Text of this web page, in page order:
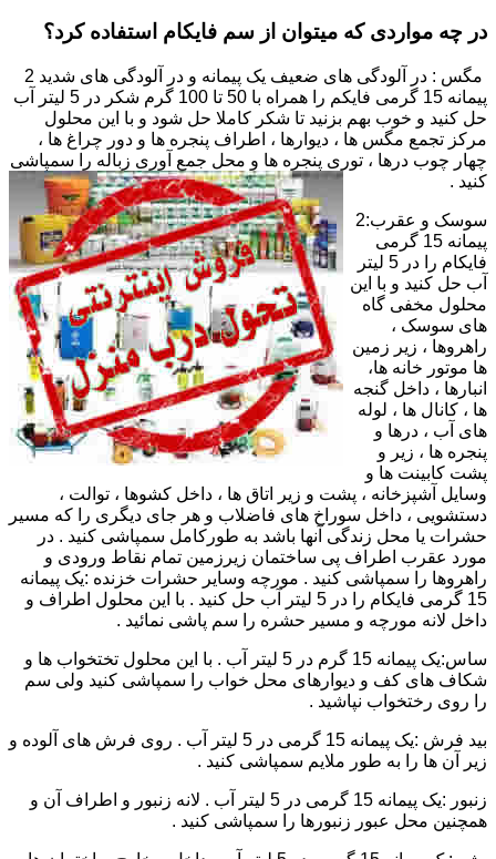
در چه مواردی که میتوان از سم فایکام استفاده کرد؟
مگس : در آلودگی های ضعیف یک پیمانه و در آلودگی های شدید 2
پیمانه 15 گرمی فایکم را همراه با 50 تا 100 گرم شکر در 5 لیتر آب
حل کنید و خوب بهم بزنید تا شکر کاملا حل شود و با این محلول
مرکز تجمع مگس ها ، دیوارها ، اطراف پنجره ها و دور چراغ ها ،
چهار چوب درها ، توری پنجره ها و محل جمع آوری زباله را سمپاشی
کنید .
سوسک و عقرب:2
پیمانه 15 گرمی
فایکام را در 5 لیتر
آب حل کنید و با این
محلول مخفی گاه
های سوسک ،
راهروها ، زیر زمین
ها موتور خانه ها،
انبارها ، داخل گنجه
ها ، کانال ها ، لوله
های آب ، درها و
پنجره ها ، زیر و
پشت کابینت ها و
وسایل آشپزخانه ، پشت و زیر اتاق ها ، داخل کشوها ، توالت ،
دستشویی ، داخل سوراخ های فاضلاب و هر جای دیگری را که مسیر
حشرات یا محل زندگی آنها باشد به طورکامل سمپاشی کنید . در
مورد عقرب اطراف پی ساختمان زیرزمین تمام نقاط ورودی و
راهروها را سمپاشی کنید . مورچه وسایر حشرات خزنده :یک پیمانه
15 گرمی فایکام را در 5 لیتر آب حل کنید . با این محلول اطراف و
داخل لانه مورچه و مسیر حشره را سم پاشی نمائید .
ساس:یک پیمانه 15 گرم در 5 لیتر آب . با این محلول تختخواب ها و
شکاف های کف و دیوارهای محل خواب را سمپاشی کنید ولی سم
را روی رختخواب نپاشید .
بید فرش :یک پیمانه 15 گرمی در 5 لیتر آب . روی فرش های آلوده و
زیر آن ها را به طور ملایم سمپاشی کنید .
زنبور :یک پیمانه 15 گرمی در 5 لیتر آب . لانه زنبور و اطراف آن و
همچنین محل عبور زنبورها را سمپاشی کنید .